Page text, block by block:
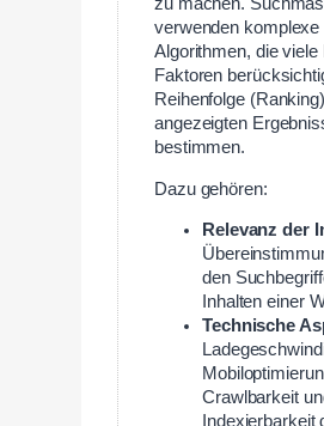
verwenden komplexe
Algorithmen, die viele
Faktoren
Reihenfolge
angezeigten
bestimmen.
Dazu gehören:
Relevanz der
den
Inhalten einer
Technische
Crawlbarkeit
Indexierbarkeit